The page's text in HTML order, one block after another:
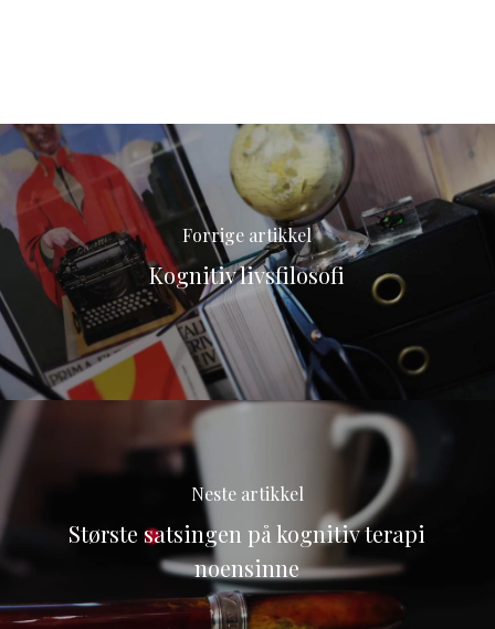
Forrige artikkel
Kognitiv livsfilosofi
Neste artikkel
Største satsingen på kognitiv terapi
noensinne